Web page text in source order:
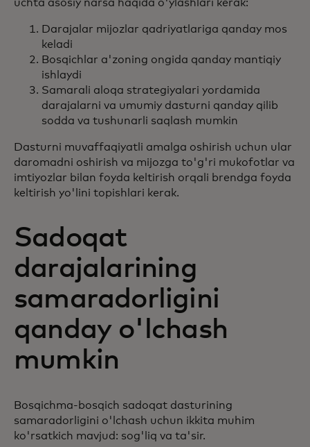
uchta asosiy narsa haqida o'ylashlari kerak:
Darajalar mijozlar qadriyatlariga qanday mos
keladi
Bosqichlar a'zoning ongida qanday mantiqiy
ishlaydi
Samarali aloqa strategiyalari yordamida
darajalarni va umumiy dasturni qanday qilib
sodda va tushunarli saqlash mumkin
Dasturni muvaffaqiyatli amalga oshirish uchun ular
daromadni oshirish va mijozga to'g'ri mukofotlar va
imtiyozlar bilan foyda keltirish orqali brendga foyda
keltirish yo'lini topishlari kerak.
Sadoqat
darajalarining
samaradorligini
qanday o'lchash
mumkin
Bosqichma-bosqich sadoqat dasturining
samaradorligini o'lchash uchun ikkita muhim
ko'rsatkich mavjud: sog'liq va ta'sir.